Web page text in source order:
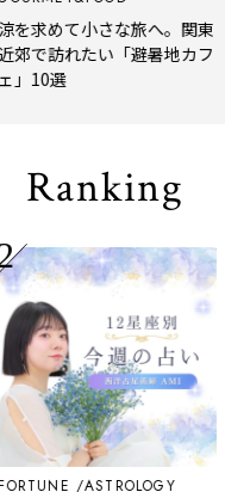
めて小さな旅へ。関東
訪れたい「避暑地カフ
選
Ranking
ASTROLOGY